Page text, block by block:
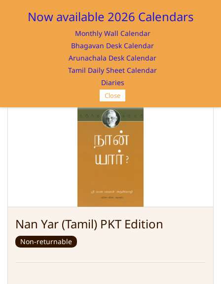
Sign In
SRI RAMANASRAMAM
Nan Yar (Tamil) PKT Edition
Non-returnable
Now available 2026 Calendars
Monthly Wall Calendar
Bhagavan Desk Calendar
Arunachala Desk Calendar
Tamil Daily Sheet Calendar
Diaries
Close